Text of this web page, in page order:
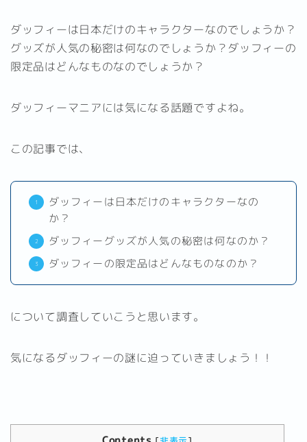
ダッフィーは日本だけのキャラクターなのでしょうか？
グッズが人気の秘密は何なのでしょうか？ダッフィーの
限定品はどんなものなのでしょうか？
ダッフィーマニアには気になる話題ですよね。
この記事では、
ダッフィーは日本だけのキャラクターなの
か？
ダッフィーグッズが人気の秘密は何なのか？
ダッフィーの限定品はどんなものなのか？
について調査していこうと思います。
気になるダッフィーの謎に迫っていきましょう！！